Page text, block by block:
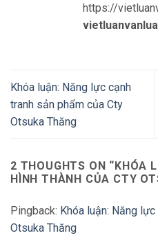
https://
Khóa luận: Năng lực cạnh
tranh sản phẩm của Cty
Otsuka Thăng
2 THOUGHTS ON “KHÓA
HÌNH THÀNH CỦA CTY
Pingback: Khóa luận: Năng
Otsuka Thăng